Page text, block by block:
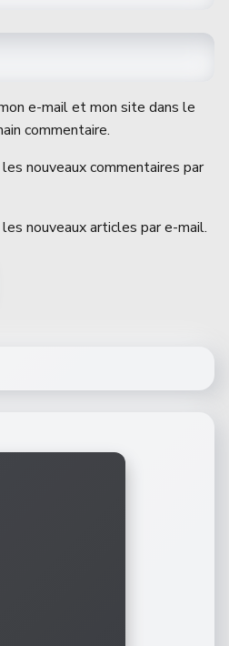
e-mail et mon site dans le
commentaire.
nouveaux commentaires par
nouveaux articles par e-mail.